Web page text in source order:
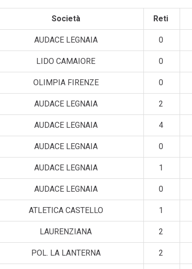
Società Reti
AUDACE LEGNAIA 0
LIDO CAMAIORE 0
OLIMPIA FIRENZE 0
AUDACE LEGNAIA 2
AUDACE LEGNAIA 4
AUDACE LEGNAIA 0
AUDACE LEGNAIA 1
AUDACE LEGNAIA 0
ATLETICA CASTELLO 1
LAURENZIANA 2
POL. LA LANTERNA 2